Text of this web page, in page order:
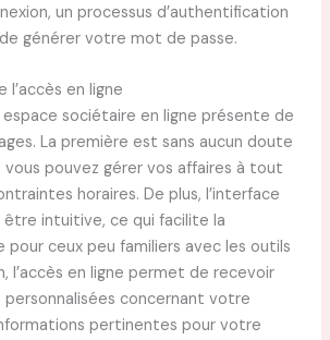
un processus d’authentification
générer votre mot de passe.
l’accès en ligne
sociétaire en ligne présente de
La première est sans aucun doute
: vous pouvez gérer vos affaires à tout
horaires. De plus, l’interface
intuitive, ce qui facilite la
pour ceux peu familiers avec les outils
l’accès en ligne permet de recevoir
concernant votre
pertinentes pour votre